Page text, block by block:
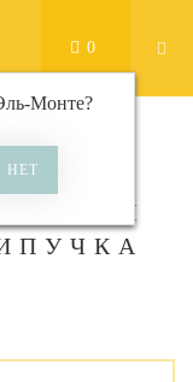
Монте?
0
77 ММ